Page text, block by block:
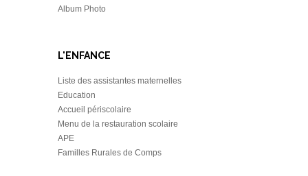
Album Photo
L'ENFANCE
Liste des assistantes maternelles
Education
Accueil périscolaire
Menu de la restauration scolaire
APE
Familles Rurales de Comps